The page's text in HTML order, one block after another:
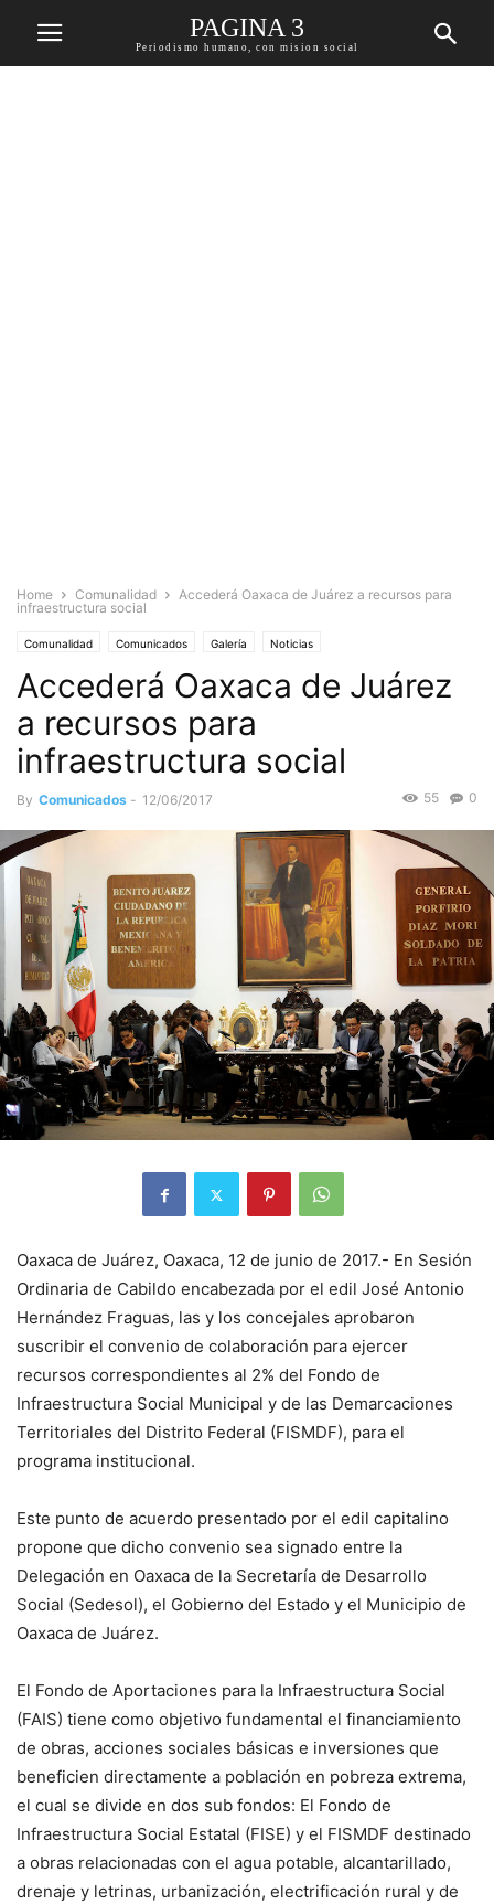
PAGINA 3
Periodismo humano, con mision social
Home Comunalidad
Accederá Oaxaca de Juárez a recursos para
infraestructura social
Comunalidad Comunicados Galería Noticias
Accederá Oaxaca de Juárez
a recursos para
infraestructura social
By Comunicados - 12/06/2017 0
55
Oaxaca de Juárez, Oaxaca, 12 de junio de 2017.- En Sesión
Ordinaria de Cabildo encabezada por el edil José Antonio
Hernández Fraguas, las y los concejales aprobaron
suscribir el convenio de colaboración para ejercer
recursos correspondientes al 2% del Fondo de
Infraestructura Social Municipal y de las Demarcaciones
Territoriales del Distrito Federal (FISMDF), para el
programa institucional.
Este punto de acuerdo presentado por el edil capitalino
propone que dicho convenio sea signado entre la
Delegación en Oaxaca de la Secretaría de Desarrollo
Social (Sedesol), el Gobierno del Estado y el Municipio de
Oaxaca de Juárez.
El Fondo de Aportaciones para la Infraestructura Social
(FAIS) tiene como objetivo fundamental el financiamiento
de obras, acciones sociales básicas e inversiones que
beneficien directamente a población en pobreza extrema,
el cual se divide en dos sub fondos: El Fondo de
Infraestructura Social Estatal (FISE) y el FISMDF destinado
a obras relacionadas con el agua potable, alcantarillado,
drenaje y letrinas, urbanización, electrificación rural y de